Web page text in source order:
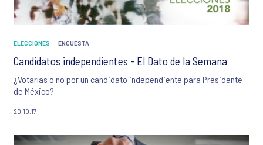
ELECCIONES ENCUESTA
Candidatos independientes - El Dato de la Semana
¿Votarías o no por un candidato independiente para Presidente
de México?
20.10.17